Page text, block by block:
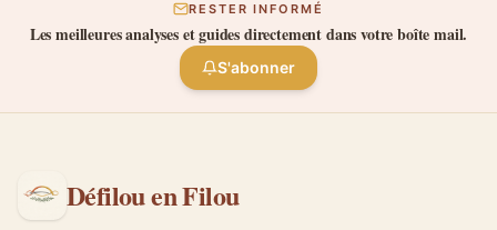
RESTER INFORMÉ
Les meilleures analyses et guides directement dans votre boîte mail.
S'abonner
Défilou en Filou